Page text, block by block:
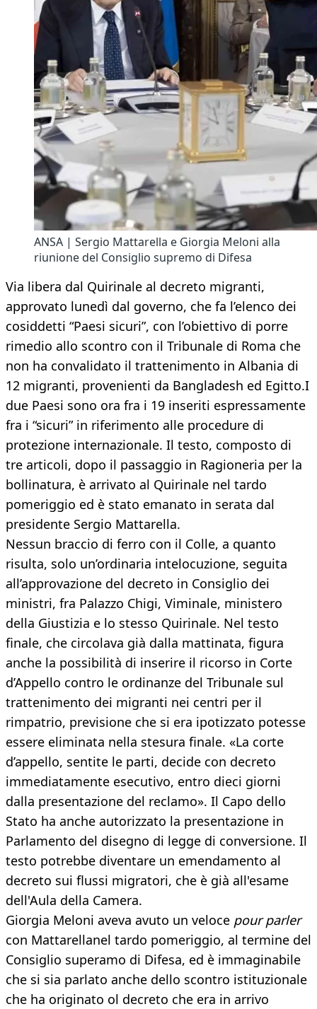
ANSA | Sergio Mattarella e Giorgia Meloni alla
riunione del Consiglio supremo di Difesa
Via libera dal Quirinale al decreto migranti,
approvato lunedì dal governo, che fa l’elenco dei
cosiddetti “Paesi sicuri”, con l’obiettivo di porre
rimedio allo scontro con il Tribunale di Roma che
non ha convalidato il trattenimento in Albania di
12 migranti, provenienti da Bangladesh ed Egitto.I
due Paesi sono ora fra i 19 inseriti espressamente
fra i “sicuri” in riferimento alle procedure di
protezione internazionale. Il testo, composto di
tre articoli, dopo il passaggio in Ragioneria per la
bollinatura, è arrivato al Quirinale nel tardo
pomeriggio ed è stato emanato in serata dal
presidente Sergio Mattarella.
Nessun braccio di ferro con il Colle, a quanto
risulta, solo un’ordinaria intelocuzione, seguita
all’approvazione del decreto in Consiglio dei
ministri, fra Palazzo Chigi, Viminale, ministero
della Giustizia e lo stesso Quirinale. Nel testo
finale, che circolava già dalla mattinata, figura
anche la possibilità di inserire il ricorso in Corte
d’Appello contro le ordinanze del Tribunale sul
trattenimento dei migranti nei centri per il
rimpatrio, previsione che si era ipotizzato potesse
essere eliminata nella stesura finale. «La corte
d’appello, sentite le parti, decide con decreto
immediatamente esecutivo, entro dieci giorni
dalla presentazione del reclamo». Il Capo dello
Stato ha anche autorizzato la presentazione in
Parlamento del disegno di legge di conversione. Il
testo potrebbe diventare un emendamento al
decreto sui flussi migratori, che è già all'esame
dell'Aula della Camera.
Giorgia Meloni aveva avuto un veloce pour parler
con Mattarellanel tardo pomeriggio, al termine del
Consiglio superamo di Difesa, ed è immaginabile
che si sia parlato anche dello scontro istituzionale
che ha originato ol decreto che era in arrivo